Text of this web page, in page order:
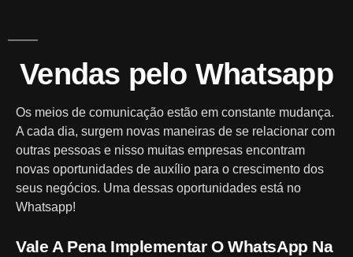
Vendas pelo Whatsapp
Os meios de comunicação estão em constante mudança.
A cada dia, surgem novas maneiras de se relacionar com
outras pessoas e nisso muitas empresas encontram
novas oportunidades de auxílio para o crescimento dos
seus negócios. Uma dessas oportunidades está no
Whatsapp!
Vale A Pena Implementar O WhatsApp Na